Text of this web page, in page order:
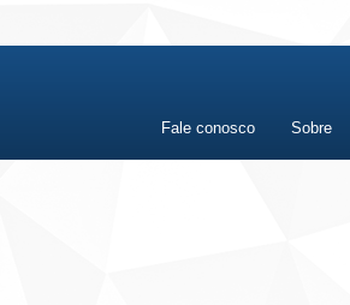
Fale conosco Sobre